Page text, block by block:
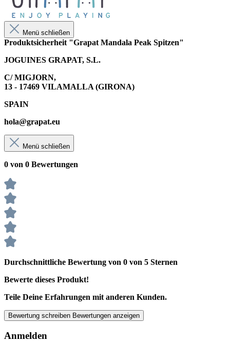
Menü schließen
Produktsicherheit "Grapat Mandala Peak Spitzen"
JOGUINES GRAPAT, S.L.
C/ MIGJORN,
13 - 17469 VILAMALLA (GIRONA)
SPAIN
hola@grapat.eu
Menü schließen
0 von 0 Bewertungen
Durchschnittliche Bewertung von 0 von 5 Sternen
Bewerte dieses Produkt!
Teile Deine Erfahrungen mit anderen Kunden.
Bewertung schreiben Bewertungen anzeigen
Anmelden